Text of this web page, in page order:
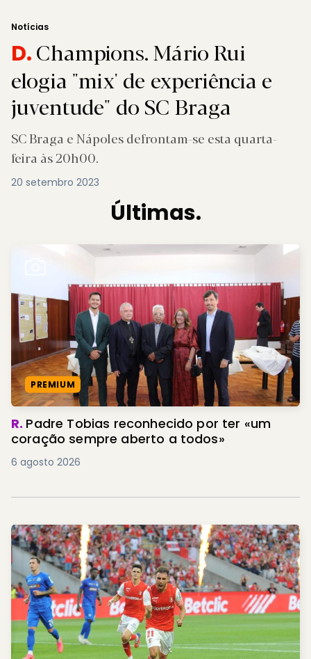
Notícias
D.Champions. Mário Rui
elogia "mix' de experiência e
juventude" do SC Braga
SC Braga e Nápoles defrontam-se esta quarta-
feira às 20h00.
20 setembro 2023
Últimas.
PREMIUM
R. Padre Tobias reconhecido por ter «um
coração sempre aberto a todos»
6 agosto 2026